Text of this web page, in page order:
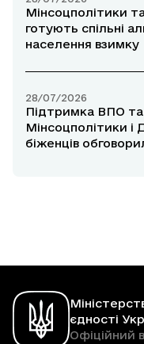
Мінсоцполітики
готують спільні
населення взимку
28/07/2026
Підтримка ВПО та
Мінсоцполітики і
біженців
єдності
Офіційний